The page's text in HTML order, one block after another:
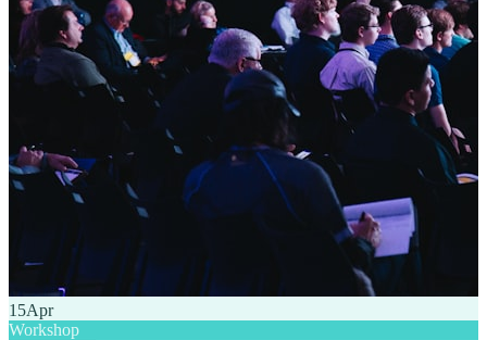
15Apr
Workshop